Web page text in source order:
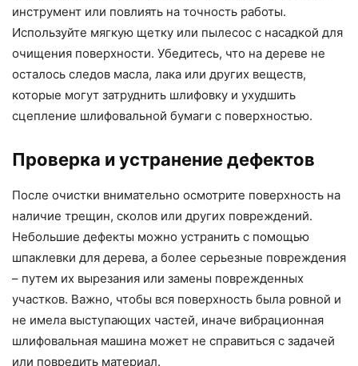
инструмент или повлиять на точность работы.
Используйте мягкую щетку или пылесос с насадкой для
очищения поверхности. Убедитесь, что на дереве не
осталось следов масла, лака или других веществ,
которые могут затруднить шлифовку и ухудшить
сцепление шлифовальной бумаги с поверхностью.
Проверка и устранение дефектов
После очистки внимательно осмотрите поверхность на
наличие трещин, сколов или других повреждений.
Небольшие дефекты можно устранить с помощью
шпаклевки для дерева, а более серьезные повреждения
– путем их вырезания или замены поврежденных
участков. Важно, чтобы вся поверхность была ровной и
не имела выступающих частей, иначе вибрационная
шлифовальная машина может не справиться с задачей
или повредить материал.